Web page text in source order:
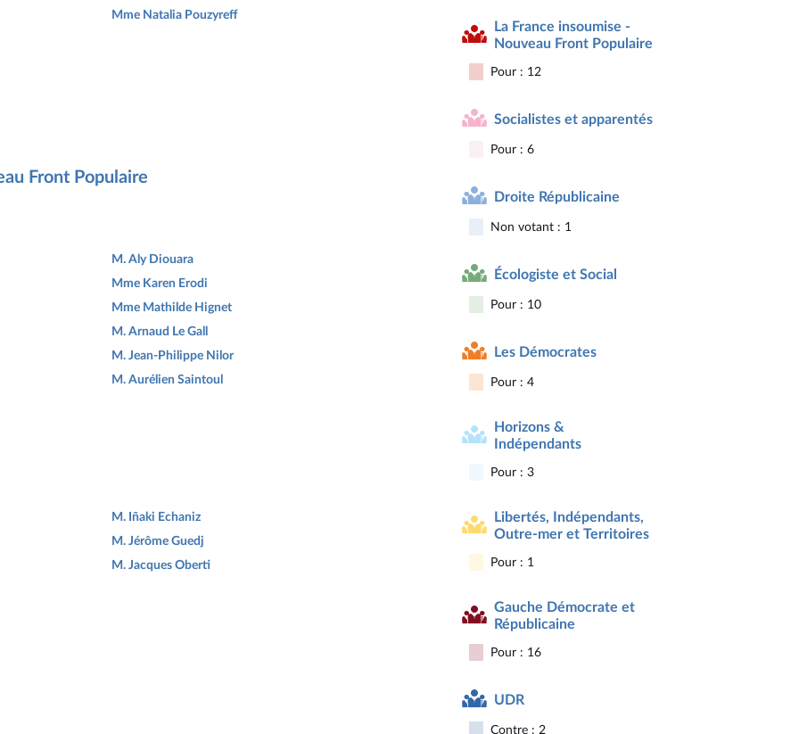
Mme Natalia Pouzyreff
Front Populaire
M. Aly Diouara
Mme Karen Erodi
Mme Mathilde Hignet
M. Arnaud Le Gall
M. Jean-Philippe Nilor
M. Aurélien Saintoul
M. Iñaki Echaniz
M. Jérôme Guedj
M. Jacques Oberti
La France insoumise -
Nouveau Front Populaire
Pour : 12
Socialistes et apparentés
Pour : 6
Droite Républicaine
Non votant : 1
Écologiste et Social
Pour : 10
Les Démocrates
Pour : 4
Horizons &
Indépendants
Pour : 3
Libertés, Indépendants,
Outre-mer et Territoires
Pour : 1
Gauche Démocrate et
Républicaine
Pour : 16
UDR
Contre : 2